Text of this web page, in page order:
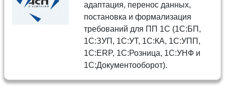
адаптация, перенос данных,
постановка и формализация
требований для ПП 1С (1С:БП,
1С:ЗУП, 1С:УТ, 1С:КА, 1С:УПП,
1C:ERP, 1С:Розница, 1С:УНФ и
1С:Документооборот).